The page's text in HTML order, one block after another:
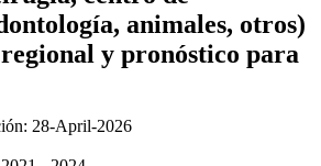
animales, otros)
y pronóstico para
28-April-2026